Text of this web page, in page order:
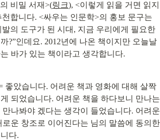
비밀 서재>(링크), <이렇게 읽을 거면 읽지
천합니다. <싸우는 인문학>의 홍보 문구는
의 도구가 된 시대, 지금 우리에게 필요한
?”인데요. 2012년에 나온 책이지만 오늘날
바가 있는 책이라고 생각합니다.
좋았습니다. 어려운 책과 영화에 대해 살짝
되었습니다. 어려운 책을 하다보니 만나는
나봐야 겠다는 생각이 들었습니다. 어려운
로운 창조로 이어진다는 님의 말씀에 동의한
다.